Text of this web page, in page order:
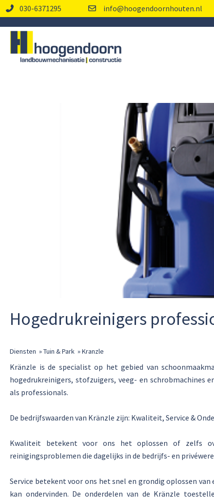
030-6371295 info@hoogendoornhouten.nl
Hogedrukreinigers
Diensten »Tuin & Park »Kranzle
Kränzle is de specialist op het gebied van
hogedrukreinigers, stofzuigers, veeg- en schrobmachines
als professionals.
De bedrijfswaarden van Kränzle zijn: Kwaliteit, Service &
Kwaliteit betekent voor ons het oplossen of zelfs
reinigingsproblemen die dagelijks in de bedrijfs- en
Service betekent voor ons het snel en grondig oplossen
kan ondervinden. De onderdelen van de Kränzle